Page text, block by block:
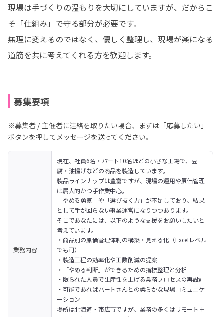
現場は手づくりの温もりを大切にしていますが、だからこ
そ「仕組み」で守る部分が必要です。
無理に変えるのではなく、優しく整理し、現場が楽になる
道筋を共に考えてくれる方を歓迎します。
募集要項
※募集者 / 主催者に連絡を取りたい場合、まずは「応募したい」
ボタンを押してメッセージを送ってください。
業務内容
現在、社員6名・パート10名ほどの小さな工場で、豆
腐・油揚げなどの商品を製造しています。
製品ラインナップは豊富ですが、現場の運用や原価管理
は属人的かつ手作業中心。
「やめる勇気」や「選び抜く力」が不足しており、結果
として手が回らない事業運営になりつつあります。
そこであなたには、以下のような支援をお願いしたいと
考えています。
・商品別の原価管理体制の構築・見える化（Excelレベル
でも可）
・製造工程の効率化や工数削減の提案
・「やめる判断」ができるための指標整理と分析
・限られた人員で生産性を上げる業務プロセスの再設計
・可能であればパートさんとの柔らかな現場コミュニケ
ーション
場所は北海道・帯広市ですが、業務の多くはリモート＋